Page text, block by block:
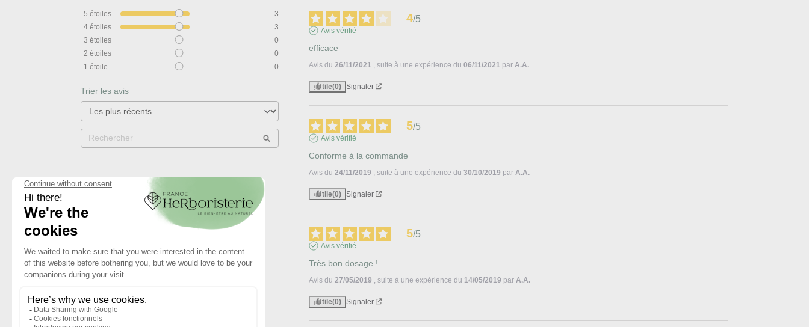
5étoiles
3
4étoiles
3
3étoiles
0
2étoiles
0
1étoile 0
Trier les avis
4/5
Avis vérifié
efficace
Avis du 26/11/2021 , suite à une expérience du 06/11/2021 par A.A.
Utile(0) Signaler
5/5
Avis vérifié
Conforme à la commande
Avis du 24/11/2019 , suite à une expérience du 30/10/2019 par A.A.
Utile(0) Signaler
5/5
Avis vérifié
Très bon dosage !
Avis du 27/05/2019 , suite à une expérience du 14/05/2019 par A.A.
Utile(0) Signaler